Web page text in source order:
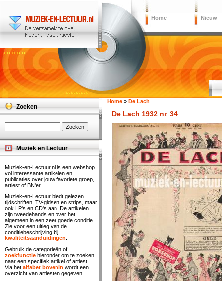
Home Nieuw
Home » De Lach
De Lach 1932 nr. 34
Zoeken
Muziek en Lectuur
Muziek-en-Lectuur.nl is een webshop
vol interessante artikelen en
publicaties over jouw favoriete groep,
artiest of BN'er.
Muziek-en-Lectuur biedt gelezen
tijdschriften, TV-gidsen en strips, maar
ook LP's en CD's aan. De artikelen
zijn tweedehands en over het
algemeen in een zeer goede conditie.
Zie voor een uitleg van de
conditiebeschrijving bij
kwaliteitsaanduidingen
Gebruik de categorieën of
zoekfunctie hieronder om te zoeken
naar een specifiek artikel of artiest.
Via het alfabet bovenin wordt een
overzicht van artiesten gegeven.